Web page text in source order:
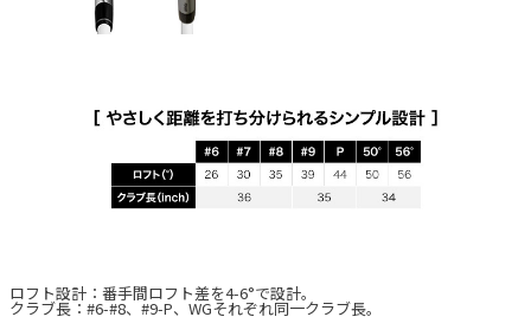
ロフト設計：番手間ロフト差を4-6°で設計。
クラブ長：#6-#8、#9-P、WGそれぞれ同一クラブ長。